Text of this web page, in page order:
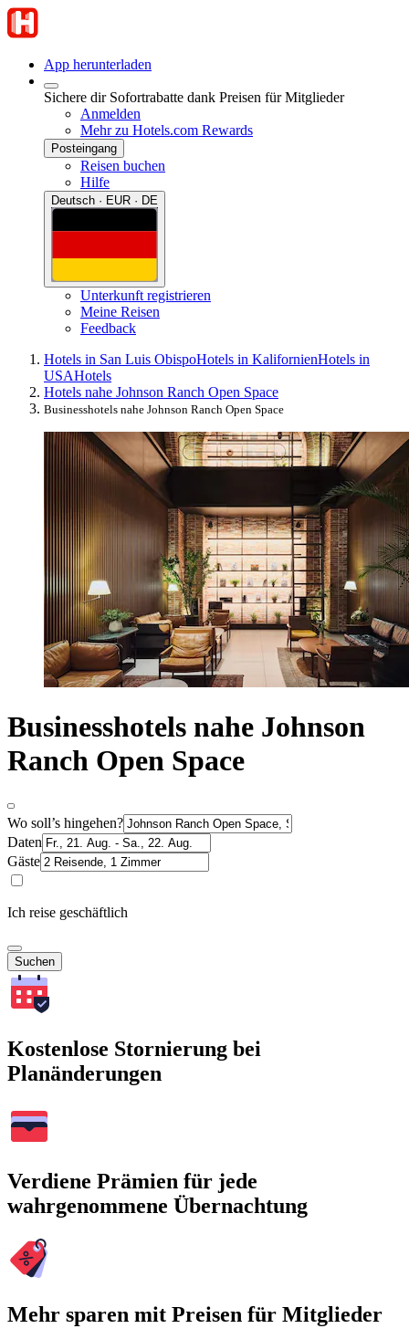
App herunterladen
Sichere dir Sofortrabatte dank Preisen für Mitglieder
Anmelden
Mehr zu Hotels.com Rewards
Posteingang
Reisen buchen
Hilfe
Deutsch · EUR · DE
Unterkunft registrieren
Meine Reisen
Feedback
Hotels in San Luis ObispoHotels in KalifornienHotels in
USAHotels
Hotels nahe Johnson Ranch Open Space
Businesshotels nahe Johnson Ranch Open Space
Businesshotels nahe Johnson
Ranch Open Space
Wo soll’s hingehen?
Daten
Gäste
Ich reise geschäftlich
Suchen
Kostenlose Stornierung bei
Planänderungen
Verdiene Prämien für jede
wahrgenommene Übernachtung
Mehr sparen mit Preisen für Mitglieder